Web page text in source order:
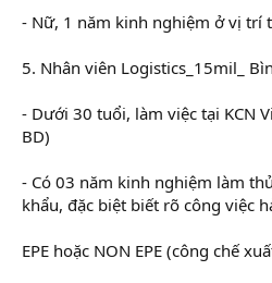
- Nữ, 1 năm kinh nghiệm ở vị trí
5. Nhân viên Logistics_15mil_
- Dưới 30 tuổi, làm việc tại KCN
BD)
- Có 03 năm kinh nghiệm làm
khẩu, đặc biệt biết rõ công việc
EPE hoặc NON EPE (công chế